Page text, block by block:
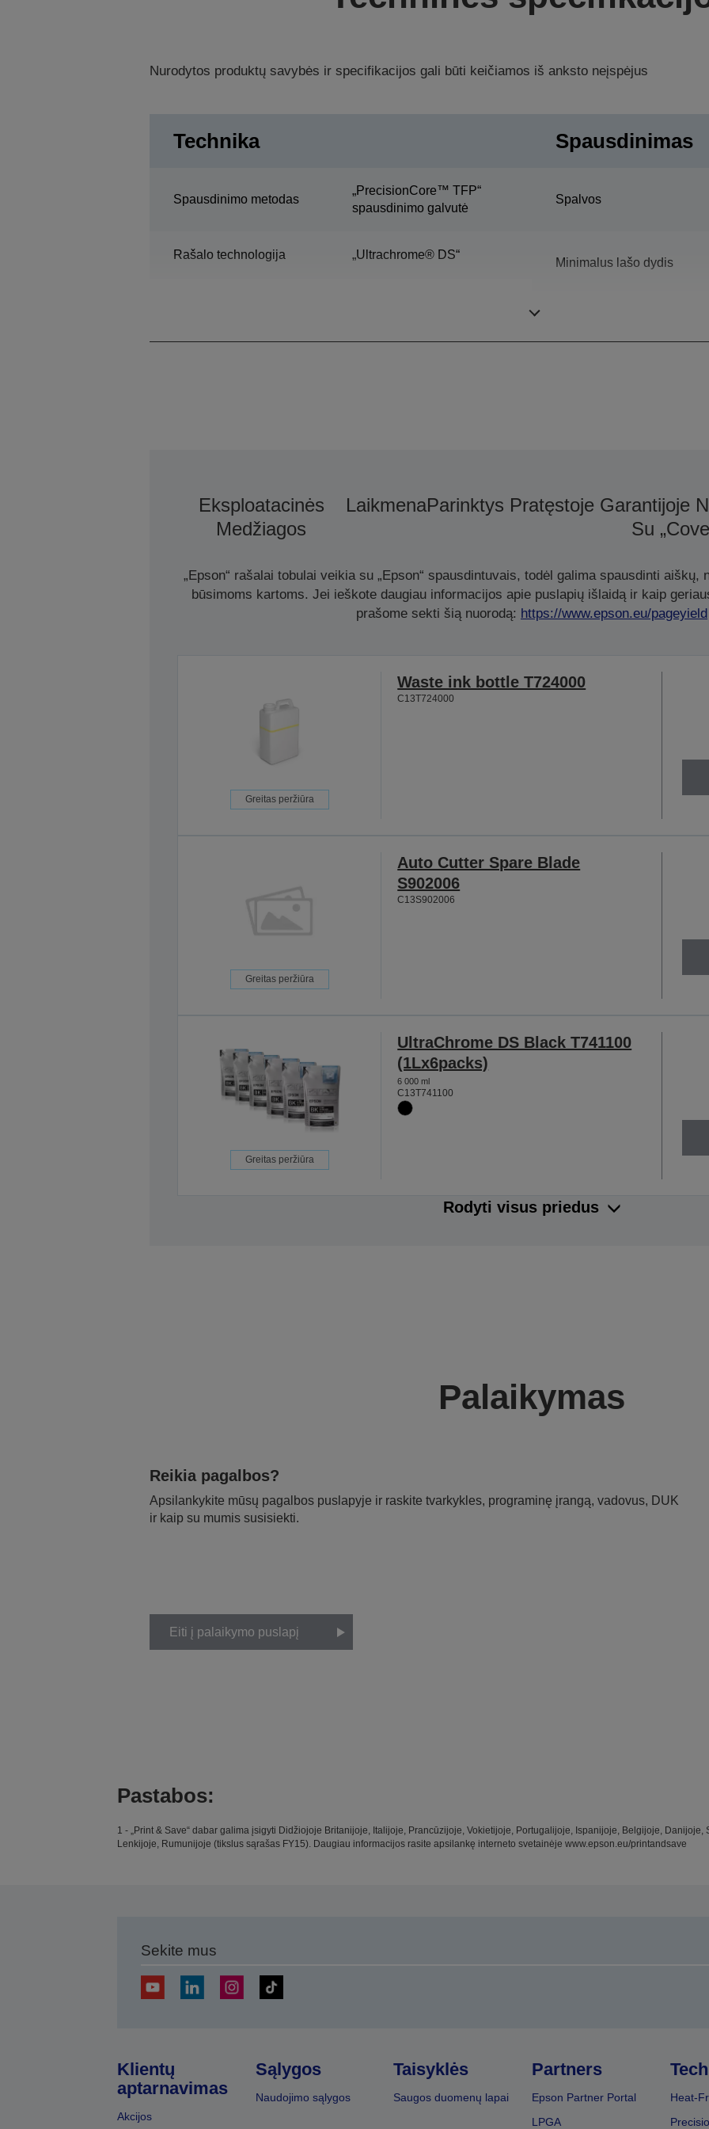
Nurodytos produktų savybės ir specifikacijos gali būti keičiamos iš anksto neįspėjus
Technika
Spausdinimo metodas
„PrecisionCore™ TFP“
spausdinimo galvutė
Rašalo technologija „Ultrachrome® DS“
Spausdinimas
Spalvos
Minimalus lašo dydis
Eksploatacinės
Medžiagos
LaikmenaParinktys Pratęstoje Garantijoje
Su
„Epson“ rašalai tobulai veikia su „Epson“ spausdintuvais, todėl galima spausdinti
būsimoms kartoms. Jei ieškote daugiau informacijos apie puslapių išlaidą ir kaip
prašome sekti šią nuorodą: https://www.epson.eu/pageyield
Greitas peržiūra
Waste ink bottle T724000
C13T724000
Greitas peržiūra
Auto Cutter Spare Blade
S902006
C13S902006
Greitas peržiūra
UltraChrome DS Black T741100
(1Lx6packs)
6 000 ml
C13T741100
Rodyti visus priedus
Palaikymas
Reikia pagalbos?
Apsilankykite mūsų pagalbos puslapyje ir raskite tvarkykles, programinę įrangą, vadovus, DUK
ir kaip su mumis susisiekti.
Eiti į palaikymo puslapį
Pastabos:
1 - „Print & Save“ dabar galima įsigyti Didžiojoje Britanijoje, Italijoje, Prancūzijoje, Vokietijoje, Portugalijoje, Ispanijoje, Belgijoje,
Lenkijoje, Rumunijoje (tikslus sąrašas FY15). Daugiau informacijos rasite apsilankę interneto svetainėje www.epson.eu/printandsave
Sekite mus
Klientų
aptarnavimas
Akcijos
Sąlygos
Naudojimo sąlygos
Taisyklės
Saugos duomenų lapai
Partners
Epson Partner Portal
LPGA
Heat-